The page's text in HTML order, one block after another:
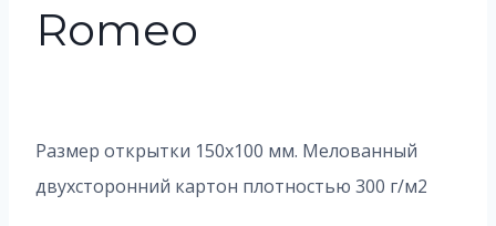
Romeo
Размер открытки 150х100 мм. Мелованный
двухсторонний картон плотностью 300 г/м2